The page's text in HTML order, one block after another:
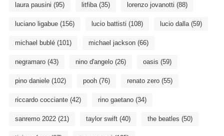
laura pausini (95) litfiba(35) lorenzo jovanotti (88)
luciano ligabue(156) lucio battisti (108) lucio dalla(59)
michael bublé(101) michael jackson(66)
negramaro(43) nino d'angelo(26) oasis (59)
pino daniele(102) pooh(76) renato zero(55)
riccardo cocciante(42) rino gaetano(34)
sanremo 2022(21) taylor swift(40) the beatles (50)